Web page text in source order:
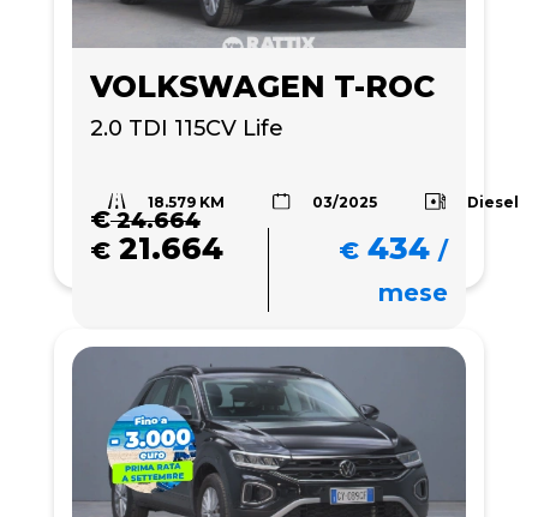
VOLKSWAGEN T-ROC
2.0 TDI 115CV Life
18.579 KM 03/2025 Diesel
€24.664
€ 21.664 € 434 /
mese